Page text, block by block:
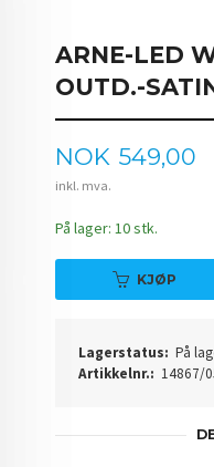
ARNE-LED
OUTD.-
Pris
NOK 549,00
inkl. mva.
På lager: 10 stk.
KJØP
Lagerstatus: På
Artikkelnr.: 14867/